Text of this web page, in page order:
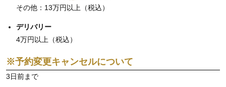
その他：13万円以上（税込）
デリバリー
4万円以上（税込）
※予約変更キャンセルについて
3日前まで